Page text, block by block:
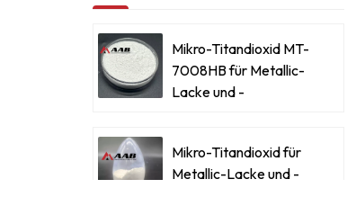
Mikro-Titandioxid MT-
7008HB für Metallic-
Lacke und -
Mikro-Titandioxid für
Metallic-Lacke und -